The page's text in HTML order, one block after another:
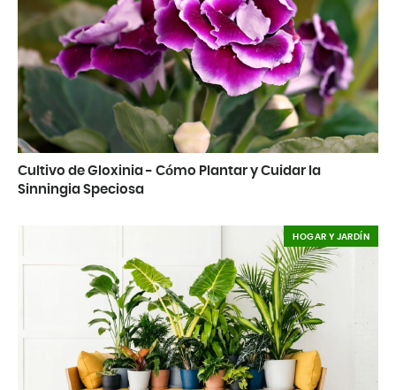
Cultivo de Gloxinia - Cómo Plantar y Cuidar la
Sinningia Speciosa
HOGAR Y JARDÍN